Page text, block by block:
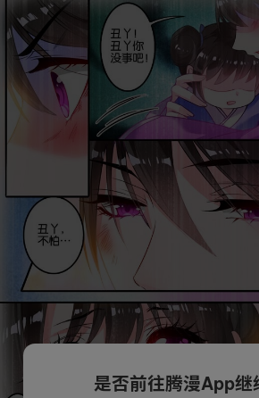
是否前往腾漫App继